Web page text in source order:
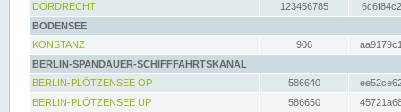
DORDRECHT
123456785
BODENSEE
KONSTANZ
906
BERLIN-SPANDAUER-SCHIFFFAHRTSKANAL
BERLIN-PLÖTZENSEE OP
586640
BERLIN-PLÖTZENSEE UP
586650